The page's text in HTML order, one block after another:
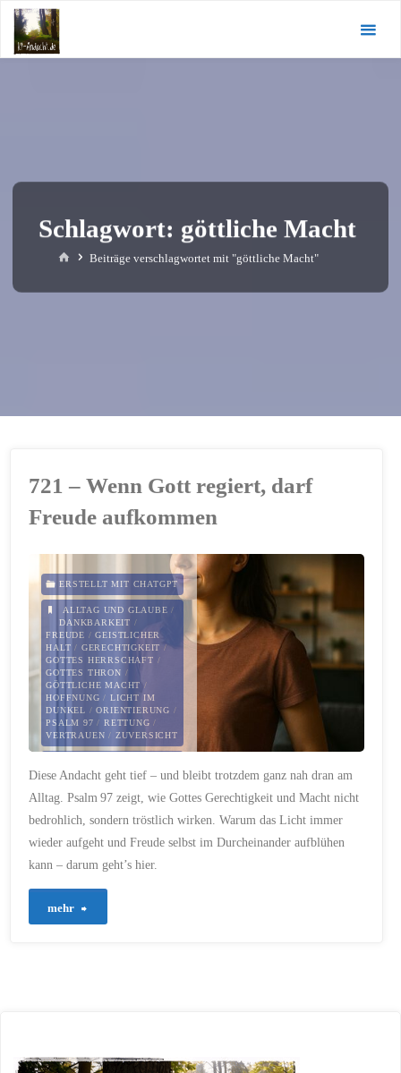
Zum
Inhalt
springen
Schlagwort: göttliche Macht
StartBeiträge verschlagwortet mit "göttliche Macht"
721 – Wenn Gott regiert, darf
Freude aufkommen
ERSTELLT MIT CHATGPT
ALLTAG UND GLAUBE /
DANKBARKEIT /
FREUDE /GEISTLICHER
HALT / GERECHTIGKEIT /
GOTTES HERRSCHAFT /
GOTTES THRON /
GÖTTLICHE MACHT /
HOFFNUNG / LICHT IM
DUNKEL /ORIENTIERUNG /
PSALM 97 / RETTUNG /
VERTRAUEN / ZUVERSICHT
Diese Andacht geht tief – und bleibt trotzdem ganz nah dran am
Alltag. Psalm 97 zeigt, wie Gottes Gerechtigkeit und Macht nicht
bedrohlich, sondern tröstlich wirken. Warum das Licht immer
wieder aufgeht und Freude selbst im Durcheinander aufblühen
kann – darum geht’s hier.
mehr